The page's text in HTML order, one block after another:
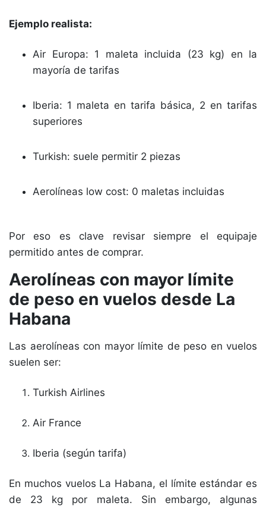
Ejemplo realista:
Air Europa: 1 maleta incluida (23 kg) en la
mayoría de tarifas
Iberia: 1 maleta en tarifa básica, 2 en tarifas
superiores
Turkish: suele permitir 2 piezas
Aerolíneas low cost: 0 maletas incluidas
Por eso es clave revisar siempre el equipaje
permitido antes de comprar.
Aerolíneas con mayor límite
de peso en vuelos desde La
Habana
Las aerolíneas con mayor límite de peso en vuelos
suelen ser:
Turkish Airlines
Air France
Iberia (según tarifa)
En muchos vuelos La Habana, el límite estándar es
de 23 kg por maleta. Sin embargo, algunas